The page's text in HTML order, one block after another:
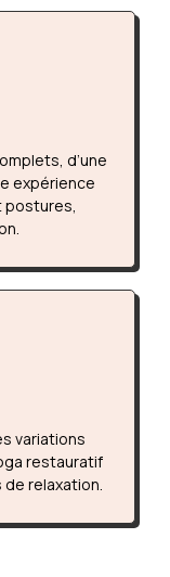
d’une
expérience
postures,
variations
restauratif
relaxation.